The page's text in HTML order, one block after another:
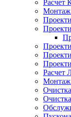
Расчет
Расчет